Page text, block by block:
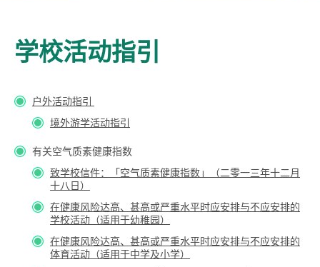
学校活动指引
户外活动指引
境外游学活动指引
有关空气质素健康指数
致学校信件：「空气质素健康指数」（二零一三年十二月
十八日）
在健康风险达高、甚高或严重水平时应安排与不应安排的
学校活动（适用于幼稚园）
在健康风险达高、甚高或严重水平时应安排与不应安排的
体育活动（适用于中学及小学）